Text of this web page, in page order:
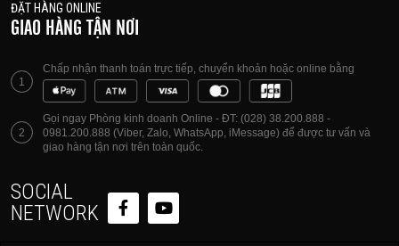
ĐẶT HÀNG ONLINE
GIAO HÀNG TẬN NƠI
1
Chấp nhận thanh toán trực tiếp, chuyển khoản hoặc online bằng
2
Gọi ngay Phòng kinh doanh Online - ĐT: (028) 38.200.888 -
0981.200.888 (Viber, Zalo, WhatsApp, iMessage) để được tư vấn và
giao hàng tận nơi trên toàn quốc.
SOCIAL
NETWORK